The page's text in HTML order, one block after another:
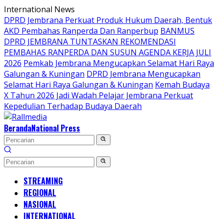
Langsung
ke
konten
International News
DPRD Jembrana Perkuat Produk Hukum Daerah, Bentuk
AKD Pembahas Ranperda Dan Ranperbup BANMUS
DPRD JEMBRANA TUNTASKAN REKOMENDASI
PEMBAHAS RANPERDA DAN SUSUN AGENDA KERJA JULI
2026 Pemkab Jembrana Mengucapkan Selamat Hari Raya
Galungan & Kuningan DPRD Jembrana Mengucapkan
Selamat Hari Raya Galungan & Kuningan Kemah Budaya
X Tahun 2026 Jadi Wadah Pelajar Jembrana Perkuat
Kepedulian Terhadap Budaya Daerah
BerandaNational Press
STREAMING
REGIONAL
NASIONAL
INTERNATIONAL